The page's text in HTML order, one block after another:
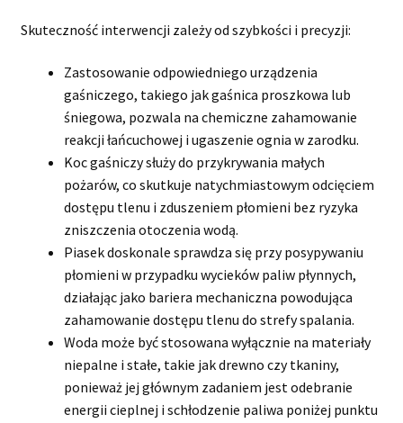
Skuteczność interwencji zależy od szybkości i precyzji:
Zastosowanie odpowiedniego urządzenia
gaśniczego, takiego jak gaśnica proszkowa lub
śniegowa, pozwala na chemiczne zahamowanie
reakcji łańcuchowej i ugaszenie ognia w zarodku.
Koc gaśniczy służy do przykrywania małych
pożarów, co skutkuje natychmiastowym odcięciem
dostępu tlenu i zduszeniem płomieni bez ryzyka
zniszczenia otoczenia wodą.
Piasek doskonale sprawdza się przy posypywaniu
płomieni w przypadku wycieków paliw płynnych,
działając jako bariera mechaniczna powodująca
zahamowanie dostępu tlenu do strefy spalania.
Woda może być stosowana wyłącznie na materiały
niepalne i stałe, takie jak drewno czy tkaniny,
ponieważ jej głównym zadaniem jest odebranie
energii cieplnej i schłodzenie paliwa poniżej punktu